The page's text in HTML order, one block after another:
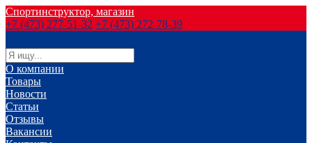
Спортинструктор, магазин
+7 (473) 277-51-32 +7 (473) 272-78-39
О компании
Товары
Новости
Статьи
Отзывы
Вакансии